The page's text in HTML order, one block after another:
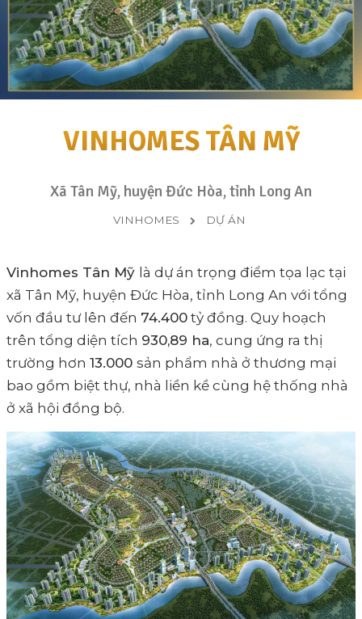
VINHOMES TÂN MỸ
Xã Tân Mỹ, huyện Đức Hòa, tỉnh Long An
VINHOMES DỰ ÁN
Vinhomes Tân Mỹ là dự án trọng điểm tọa lạc tại
xã Tân Mỹ, huyện Đức Hòa, tỉnh Long An với tổng
vốn đầu tư lên đến 74.400 tỷ đồng. Quy hoạch
trên tổng diện tích 930,89 ha, cung ứng ra thị
trường hơn 13.000 sản phẩm nhà ở thương mại
bao gồm biệt thự, nhà liền kề cùng hệ thống nhà
ở xã hội đồng bộ.